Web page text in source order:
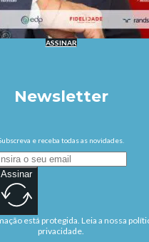
ASSINAR
Newsletter
e receba todas as novidades.
Assinar
está protegida. Leia a nossa
privacidade.